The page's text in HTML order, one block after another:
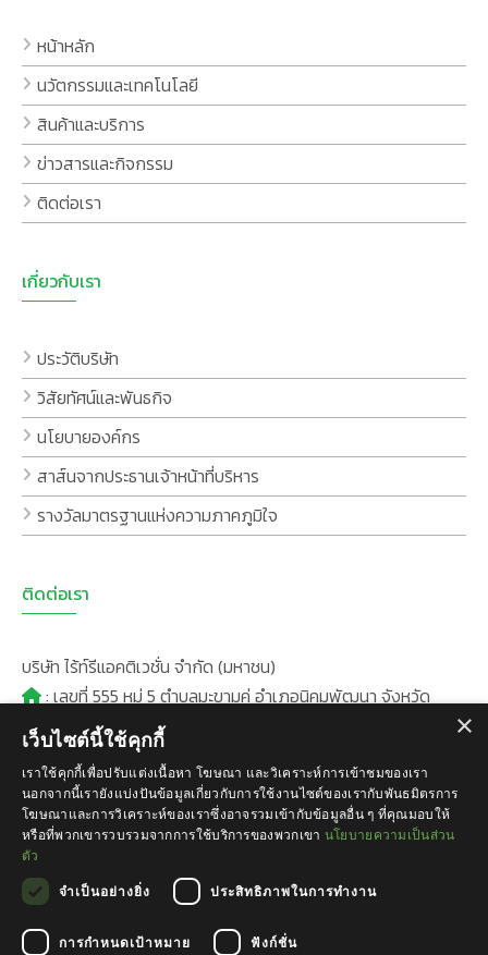
หน้าหลัก
นวัตกรรมและเทคโนโลยี
สินค้าและบริการ
ข่าวสารและกิจกรรม
ติดต่อเรา
เกี่ยวกับเรา
ประวัติบริษัท
วิสัยทัศน์และพันธกิจ
นโยบายองค์กร
สาส์นจากประธานเจ้าหน้าที่บริหาร
รางวัลมาตรฐานแห่งความภาคภูมิใจ
ติดต่อเรา
บริษัท ไร้ท์รีแอคติเวชั่น จำกัด (มหาชน)
: เลขที่ 555 หมู่ 5 ตำบลมะขามคู่ อำเภอนิคมพัฒนา จังหวัด
ระยอง 21180
:+66(0)38-035-444
: +669 4935 3997
: +66(0)38-035-488
:admin@rightreactivation.co.th
@rightreactivation
×
เว็บไซต์นี้ใช้คุกกี้
เราใช้คุกกี้เพื่อปรับแต่งเนื้อหา โฆษณา และวิเคราะห์การเข้าชมของเรา
นอกจากนี้เรายังแบ่งปันข้อมูลเกี่ยวกับการใช้งานไซต์ของเรากับพันธมิตรการ
โฆษณาและการวิเคราะห์ของเราซึ่งอาจรวมเข้ากับข้อมูลอื่น ๆ ที่คุณมอบให้
หรือที่พวกเขารวบรวมจากการใช้บริการของพวกเขา นโยบายความเป็นส่วน
ตัว
จำเป็นอย่างยิ่ง
ประสิทธิภาพในการทำงาน
การกำหนดเป้าหมาย ฟังก์ชั่น